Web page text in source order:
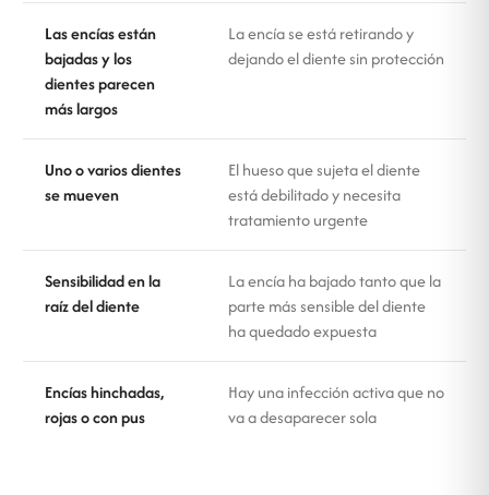
Las encías están
bajadas y los
dientes parecen
más largos
La encía se está retirando y
dejando el diente sin protección
Uno o varios dientes
se mueven
El hueso que sujeta el diente
está debilitado y necesita
tratamiento urgente
Sensibilidad en la
raíz del diente
La encía ha bajado tanto que la
parte más sensible del diente
ha quedado expuesta
Encías hinchadas,
rojas o con pus
Hay una infección activa que no
va a desaparecer sola